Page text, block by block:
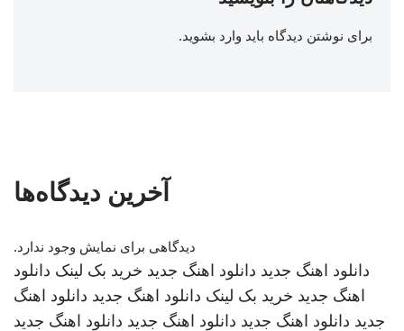
برای نوشتن دیدگاه باید وارد بشوید.
آخرین دیدگاه‌ها
دیدگاهی برای نمایش وجود ندارد.
دانلود اهنگ جدید دانلود اهنگ جدید خرید بک لینک دانلود
اهنگ جدید خرید بک لینک دانلود اهنگ جدید دانلود اهنگ
جدید دانلود اهنگ جدید دانلود اهنگ جدید دانلود اهنگ جدید